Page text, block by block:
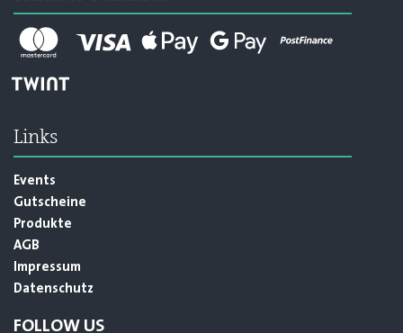
Links
Events
Gutscheine
Produkte
AGB
Impressum
Datenschutz
FOLLOW US